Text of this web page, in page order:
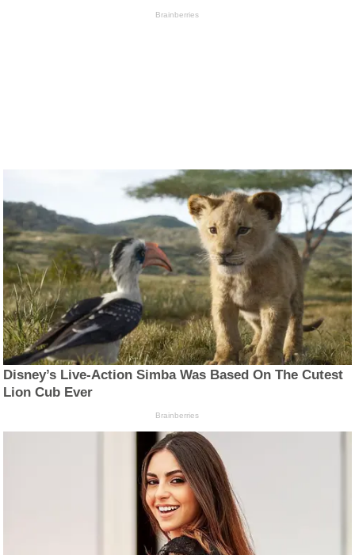
Brainberries
Disney’s Live-Action Simba Was Based On The Cutest
Lion Cub Ever
Brainberries